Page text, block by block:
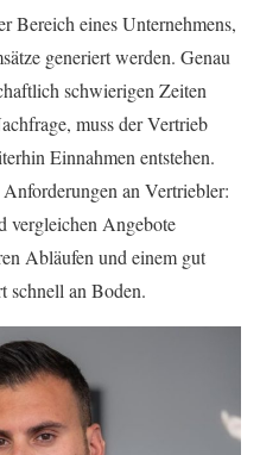
Bereich eines Unternehmens,
generiert werden. Genau
schwierigen Zeiten
muss der Vertrieb
Einnahmen entstehen.
an Vertriebler:
vergleichen Angebote
Abläufen und einem gut
schnell an Boden.